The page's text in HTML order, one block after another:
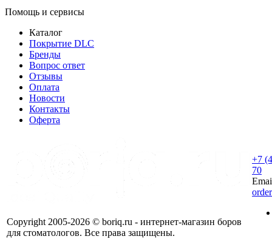
Помощь и сервисы
Каталог
Покрытие DLC
Бренды
Вопрос ответ
Отзывы
Оплата
Новости
Контакты
Оферта
Copyright 2005-2026 © boriq.ru - интернет-магазин боров
для стоматологов. Все права защищены.
+7
70